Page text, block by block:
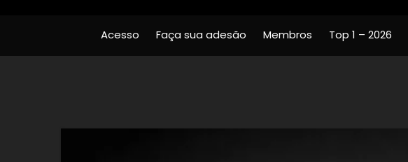
Acesso Faça sua adesão Membros Top 1 – 2026